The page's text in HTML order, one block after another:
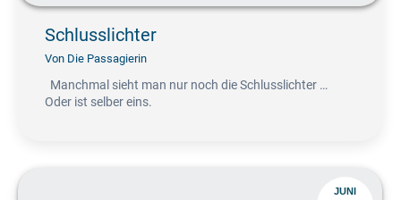
Schlusslichter
Von Die Passagierin
Manchmal sieht man nur noch die Schlusslichter …
Oder ist selber eins.
JUNI